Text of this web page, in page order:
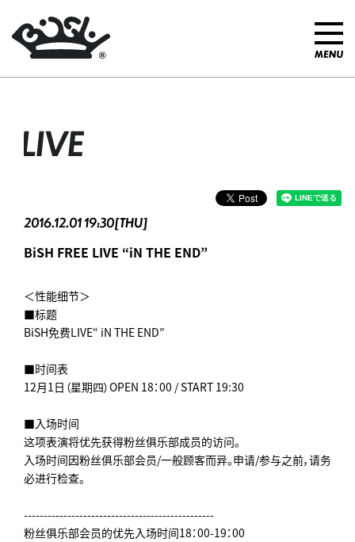
LIVE
2016.12.01 19:30[THU]
BiSH FREE LIVE “iN THE END”
＜性能细节＞
■标题
BiSH免费LIVE“ iN THE END”
■时间表
12月1日（星期四）OPEN 18：00 / START 19:30
■入场时间
这项表演将优先获得粉丝俱乐部成员的访问。
入场时间因粉丝俱乐部会员/一般顾客而异。申请/参与之前，请务
必进行检查。
------------------------------------------------
粉丝俱乐部会员的优先入场时间18：00-19：00